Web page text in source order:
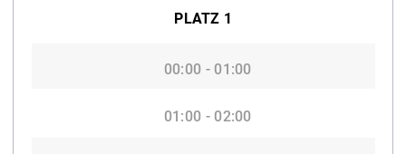
PLATZ 1
00:00 - 01:00
01:00 - 02:00